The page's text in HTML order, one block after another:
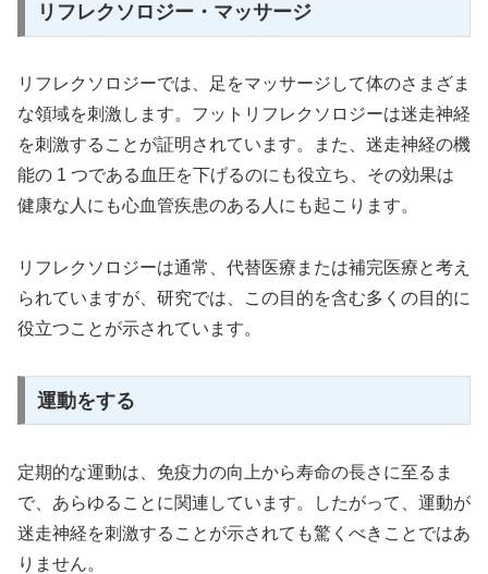
リフレクソロジー・マッサージ
リフレクソロジーでは、足をマッサージして体のさまざま
な領域を刺激します。フットリフレクソロジーは迷走神経
を刺激することが証明されています。また、迷走神経の機
能の 1 つである血圧を下げるのにも役立ち、その効果は
健康な人にも心血管疾患のある人にも起こります。
リフレクソロジーは通常、代替医療または補完医療と考え
られていますが、研究では、この目的を含む多くの目的に
役立つことが示されています。
運動をする
定期的な運動は、免疫力の向上から寿命の長さに至るま
で、あらゆることに関連しています。したがって、運動が
迷走神経を刺激することが示されても驚くべきことではあ
りません。